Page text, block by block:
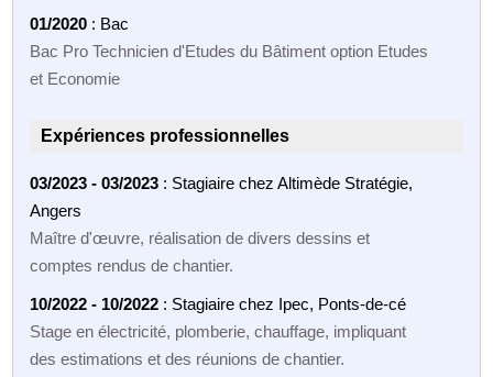
01/2020 : Bac
Bac Pro Technicien d'Etudes du Bâtiment option Etudes
et Economie
Expériences professionnelles
03/2023 - 03/2023 : Stagiaire chez Altimède Stratégie,
Angers
Maître d'œuvre, réalisation de divers dessins et
comptes rendus de chantier.
10/2022 - 10/2022 : Stagiaire chez Ipec, Ponts-de-cé
Stage en électricité, plomberie, chauffage, impliquant
des estimations et des réunions de chantier.